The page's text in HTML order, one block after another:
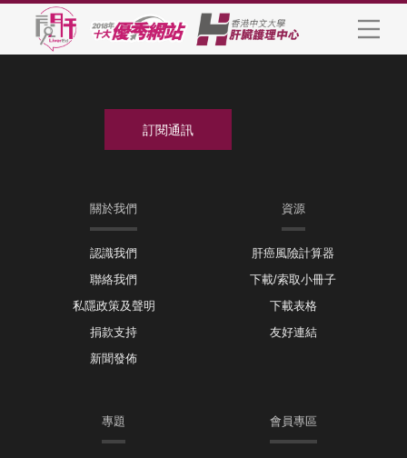
關於我們
認識我們
聯絡我們
私隱政策及聲明
捐款支持
新聞發佈
資源
肝癌風險計算器
下載/索取小冊子
下載表格
友好連結
專題 會員專區